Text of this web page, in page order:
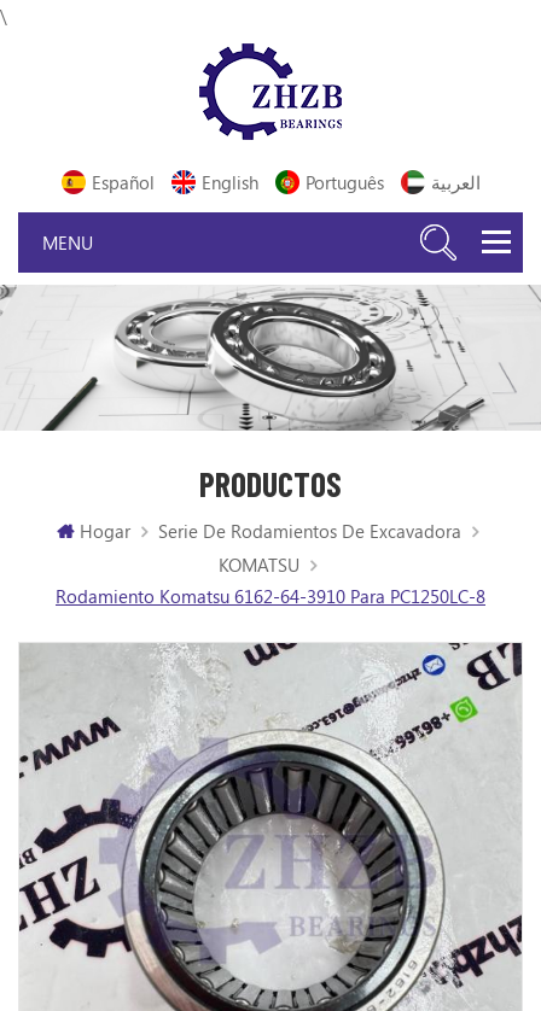
\
Español English Português العربية
PRODUCTOS
Hogar
Serie De Rodamientos De Excavadora
KOMATSU
Rodamiento Komatsu 6162-64-3910 Para PC1250LC-8